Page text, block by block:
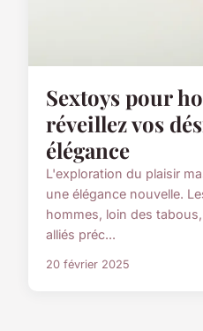
Sextoys pour
réveillez vos
élégance
L'exploration du plaisir
une élégance nouvelle.
hommes, loin des
alliés préc...
20 février 2025